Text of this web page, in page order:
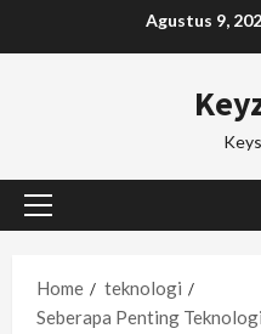
Agustus 9,
Primary
Home
teknologi
Seberapa Penting